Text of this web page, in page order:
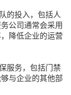
的投入，包括人
公司通常会采用
降低企业的运营
服务，包括门禁
与企业的其他部